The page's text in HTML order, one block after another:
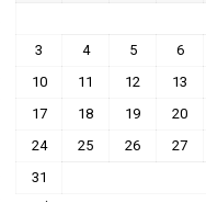
3
4 5 6
10
11 12 13
17
18 19 20
24
25 26 27
31